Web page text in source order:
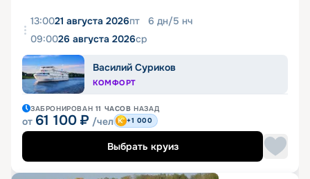
13:0021 августа 2026пт 6 дн/5 нч
09:0026 августа 2026ср
Василий Суриков
КОМФОРТ
ЗАБРОНИРОВАН 11 ЧАСОВ НАЗАД
от 61 100 ₽ /чел +1 000
Выбрать круиз